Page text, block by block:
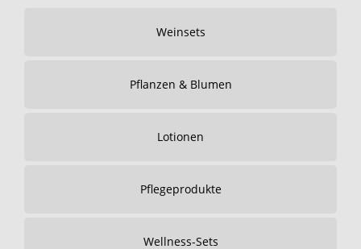
Weinsets
Pflanzen & Blumen
Lotionen
Pflegeprodukte
Wellness-Sets